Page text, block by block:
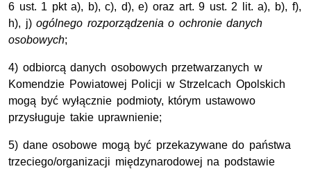
6 ust. 1 pkt a), b), c), d), e) oraz art. 9 ust. 2 lit. a), b), f),
h), j)ogólnego rozporządzenia o ochronie danych
osobowych;
4) odbiorcą danych osobowych przetwarzanych w
Komendzie Powiatowej Policji w Strzelcach Opolskich
mogą być wyłącznie podmioty, którym ustawowo
przysługuje takie uprawnienie;
5) dane osobowe mogą być przekazywane do państwa
trzeciego/organizacji międzynarodowej na podstawie